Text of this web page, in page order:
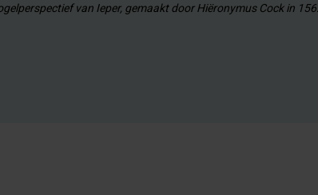
van Ieper, gemaakt door Hiëronymus Cock in